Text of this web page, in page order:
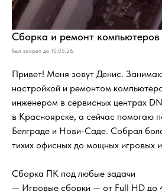
Сборка и ремонт компьютеров
был закреп до 10.05.26.
Привет! Меня зовут Денис.
настройкой и ремонтом
инженером в сервисных центрах
в Красноярске, а сейчас помогаю
Белграде и Нови-Саде. Cобрал
тихих офисных до мощных игровых
Сборка ПК под любые задачи
— Игровые сборки — от Full HD до